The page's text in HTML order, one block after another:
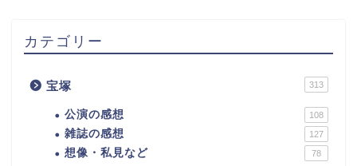
カテゴリー
宝塚 313
公演の感想 108
雑誌の感想 127
想像・私見など 78